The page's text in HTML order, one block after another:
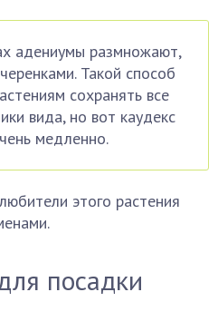
адениумы размножают,
Такой способ
сохранять все
вида, но вот каудекс
медленно.
этого растения
посадки